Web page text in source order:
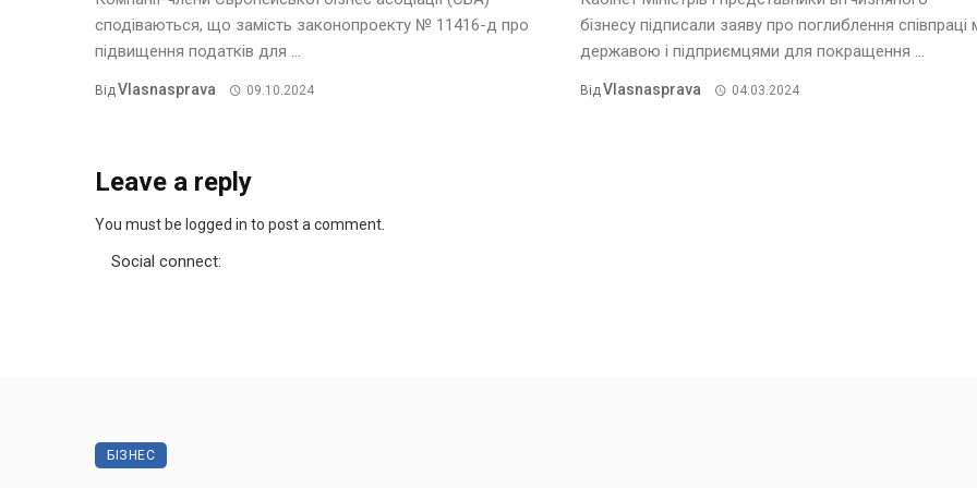
сподіваються, що замість законопроекту № 11416-д про
підвищення податків для ...
Від Vlasnasprava 09.10.2024
бізнесу підписали заяву про поглиблення співпраці
державою і підприємцями для покращення ...
Від Vlasnasprava 04.03.2024
Leave a reply
You must be logged in to post a comment.
Social connect:
БІЗНЕС